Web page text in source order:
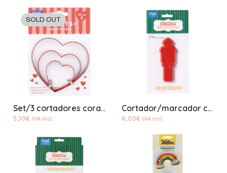
SOLD OUT
Set/3 cortadores corazones rojos
5,10€ IVA Incl.
Cortador/marcador cascanueces plástico
6,05€ IVA Incl.